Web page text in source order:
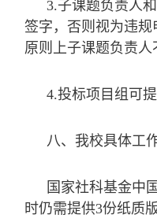
3.子课题负责人
签字，否则视为违
原则上子课题负责人
4.投标项目组可
八、我校具体工
国家社科基金中
时仍需提供3份纸质